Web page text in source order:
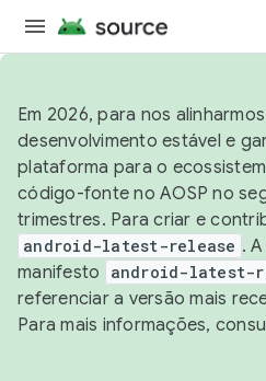
Em 2026, para nos
desenvolvimento estável e
plataforma para o
código-fonte no AOSP no
trimestres. Para criar e
android-latest-release .
manifesto
android-latest-
referenciar a versão mais
Para mais informações,